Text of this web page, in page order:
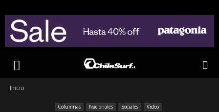
Inicio
Columnas Nacionales Sociales Video